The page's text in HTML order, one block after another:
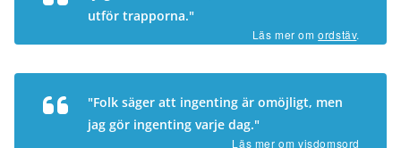
utför trapporna."
Läs mer omordstäv.
"Folk säger att ingenting är omöjligt, men
jag gör ingenting varje dag."
Läs mer om visdomsord